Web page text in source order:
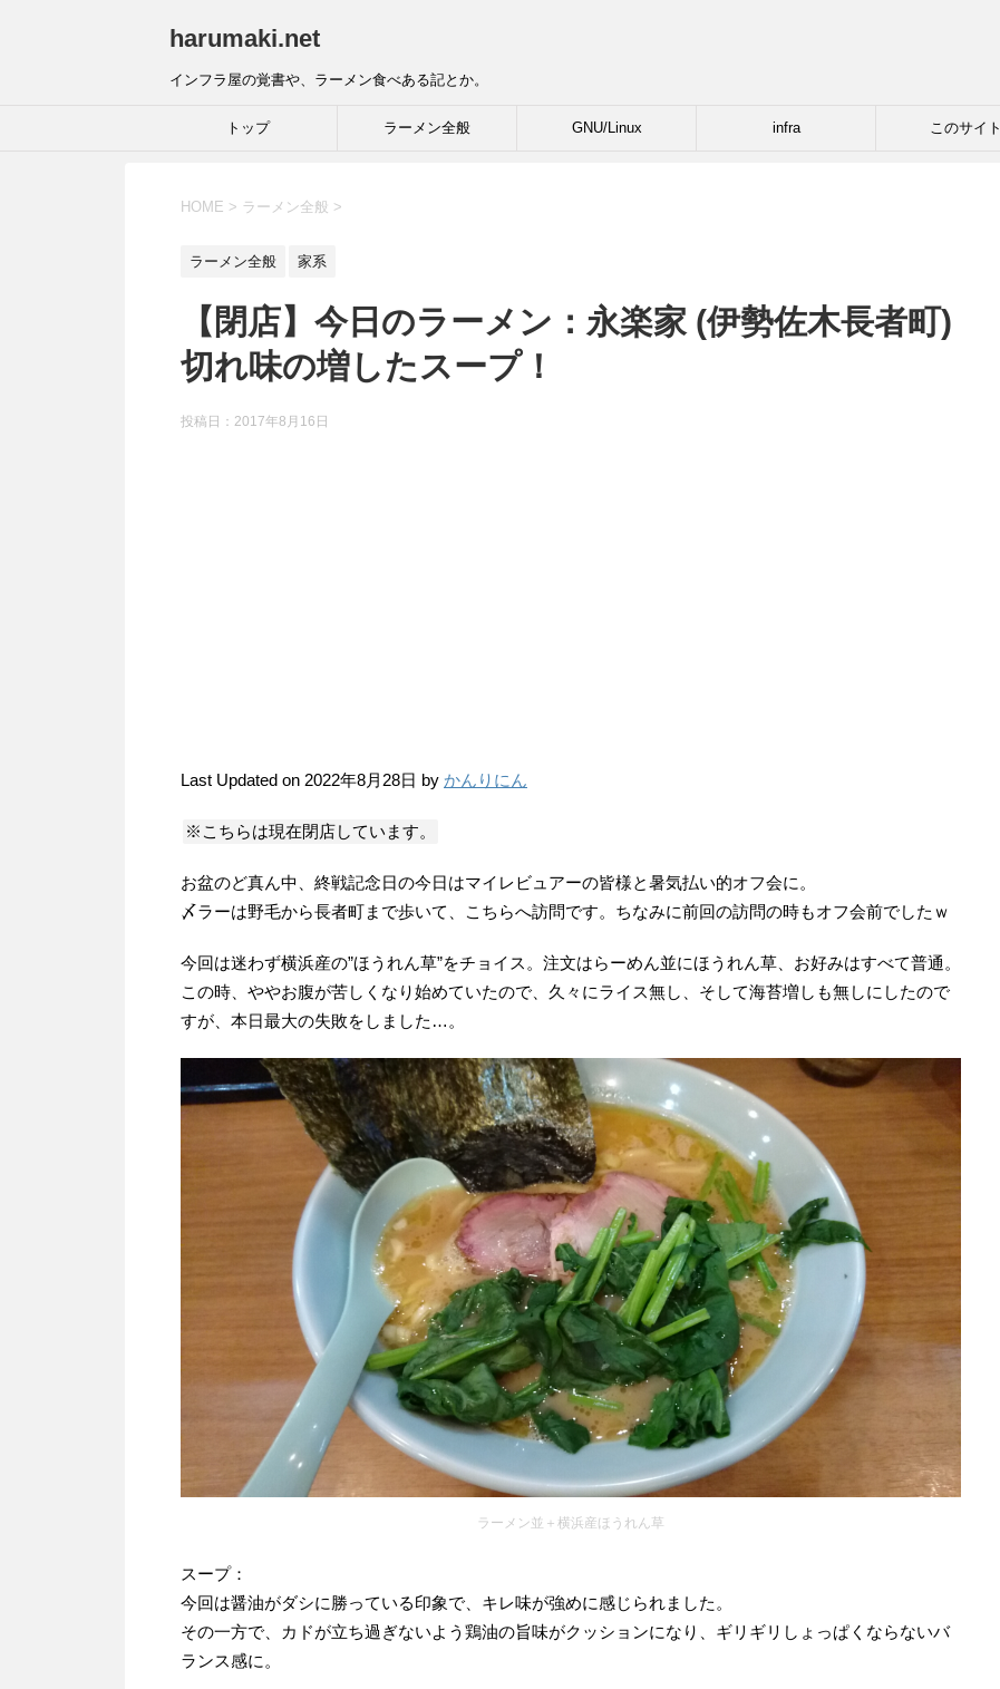
harumaki.net
インフラ屋の覚書や、ラーメン食べある記とか。
トップ ラーメン全般 GNU/Linux infra このサイト
HOME > ラーメン全般 >
ラーメン全般 家系
【閉店】今日のラーメン：永楽家 (伊勢佐木長者町)
切れ味の増したスープ！
投稿日：2017年8月16日
Last Updated on 2022年8月28日 by かんりにん
※こちらは現在閉店しています。
お盆のど真ん中、終戦記念日の今日はマイレビュアーの皆様と暑気払い的オフ会に。
〆ラーは野毛から長者町まで歩いて、こちらへ訪問です。ちなみに前回の訪問の時もオフ会前でしたｗ
今回は迷わず横浜産の”ほうれん草”をチョイス。注文はらーめん並にほうれん草、お好みはすべて普通。
この時、ややお腹が苦しくなり始めていたので、久々にライス無し、そして海苔増しも無しにしたので
すが、本日最大の失敗をしました…。
ラーメン並＋横浜産ほうれん草
スープ：
今回は醤油がダシに勝っている印象で、キレ味が強めに感じられました。
その一方で、カドが立ち過ぎないよう鶏油の旨味がクッションになり、ギリギリしょっぱくならないバ
ランス感に。